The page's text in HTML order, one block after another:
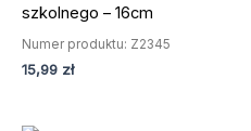
szkolnego – 16cm
Numer produktu: Z2345
15,99 zł